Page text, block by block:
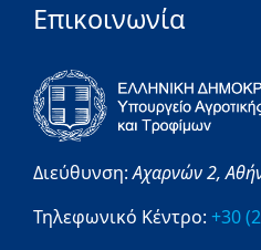
Επικοινωνία
Διεύθυνση:Αχαρνών 2,
Τηλεφωνικό Κέντρο: +30